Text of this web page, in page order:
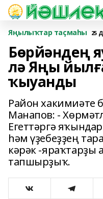
Яңылыҡтар таҫмаһы 25
Бөрйәндең
лә Яңы
ҡыуанды
Район хакимиәте
Манапов: -
Егеттәргә
һәм үҙебеҙҙең
кәрәк -яраҡтарҙы
тапшырҙыҡ.